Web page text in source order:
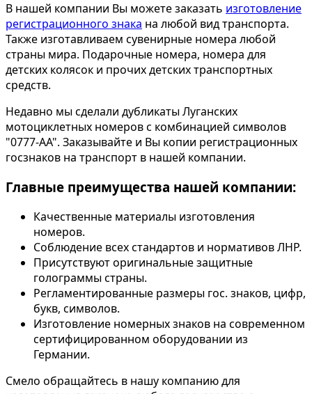
В нашей компании Вы можете заказать изготовление
регистрационного знака на любой вид транспорта.
Также изготавливаем сувенирные номера любой
страны мира. Подарочные номера, номера для
детских колясок и прочих детских транспортных
средств.
Недавно мы сделали дубликаты Луганских
мотоциклетных номеров с комбинацией символов
"0777-АА". Заказывайте и Вы копии регистрационных
госзнаков на транспорт в нашей компании.
Главные преимущества нашей компании:
Качественные материалы изготовления
номеров.
Соблюдение всех стандартов и нормативов ЛНР.
Присутствуют оригинальные защитные
голограммы страны.
Регламентированные размеры гос. знаков, цифр,
букв, символов.
Изготовление номерных знаков на современном
сертифицированном оборудовании из
Германии.
Смело обращайтесь в нашу компанию для